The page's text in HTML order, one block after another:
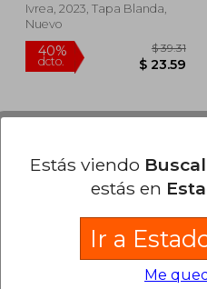
$ 39.31
Ivrea, 2023, Tapa Blanda,
Nuevo
40%
dcto.
Estás viendo
estás en
Ir a
Me